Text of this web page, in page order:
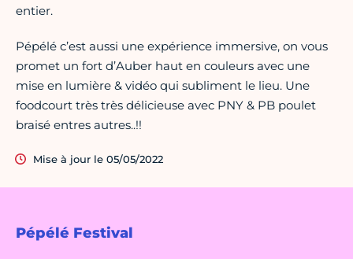
Pépélé Festival
entier.
Pépélé c’est aussi une expérience immersive, on vous
promet un fort d’Auber haut en couleurs avec une
mise en lumière & vidéo qui subliment le lieu. Une
foodcourt très très délicieuse avec PNY & PB poulet
braisé entres autres..!!
Mise à jour le 05/05/2022